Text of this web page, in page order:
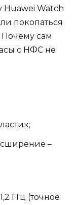
Huawei Watch
покопаться
Почему сам
с НФС не
–
ГГц (точное